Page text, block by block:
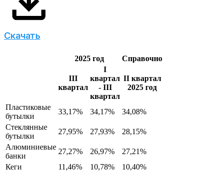
Скачать
2025 год Справочно
III
квартал
I
квартал
- III
квартал
II квартал
2025 год
Пластиковые
бутылки
33,17% 34,17%
34,08%
Стеклянные
бутылки
27,95% 27,93%
28,15%
Алюминиевые
банки
27,27% 26,97%
27,21%
Кеги
11,46% 10,78%
10,40%